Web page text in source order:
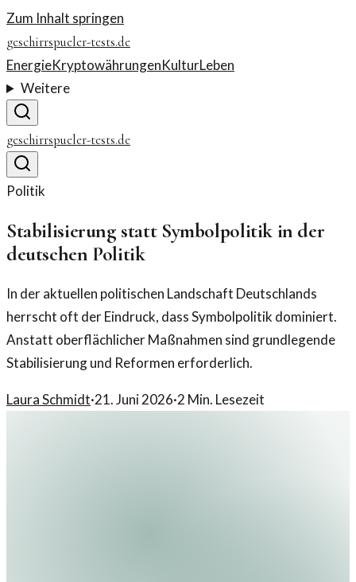
Zum Inhalt springen
geschirrspueler-tests.de
EnergieKryptowährungenKulturLeben
Weitere
geschirrspueler-tests.de
Politik
Stabilisierung statt Symbolpolitik in der
deutschen Politik
In der aktuellen politischen Landschaft Deutschlands
herrscht oft der Eindruck, dass Symbolpolitik dominiert.
Anstatt oberflächlicher Maßnahmen sind grundlegende
Stabilisierung und Reformen erforderlich.
Laura Schmidt·21. Juni 2026·2 Min. Lesezeit